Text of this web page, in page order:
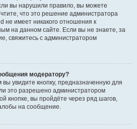
вы нарушили правило, вы можете
что это решение администратора
не имеет никакого отношения к
на данном сайте. Если вы не знаете, за
свяжитесь с администратором
модератору?
увидите кнопку, предназначенную для
это разрешено администратором
кнопке, вы пройдёте через ряд шагов,
на сообщение.